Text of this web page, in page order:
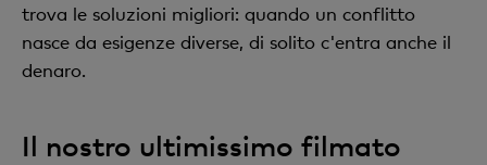
trova le soluzioni migliori: quando un conflitto
nasce da esigenze diverse, di solito c'entra anche il
denaro.
Il nostro ultimissimo filmato